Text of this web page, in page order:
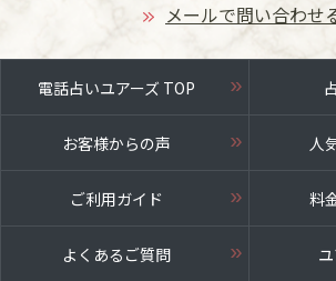
メールで問い合わせ
電話占いユアーズ TOP
お客様からの声 人
ご利用ガイド 料
よくあるご質問